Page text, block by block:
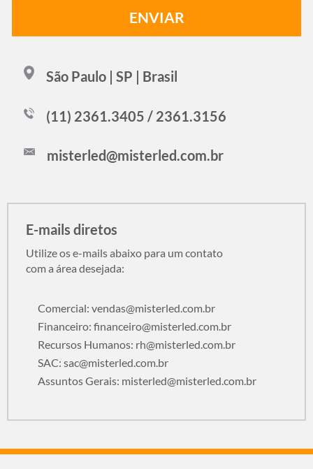
São Paulo | SP | Brasil
(11) 2361.3405 / 2361.3156
misterled@misterled.com.br
E-mails diretos
Utilize os e-mails abaixo para um contato
com a área desejada:
Comercial: vendas@misterled.com.br
Financeiro: financeiro@misterled.com.br
Recursos Humanos: rh@misterled.com.br
SAC: sac@misterled.com.br
Assuntos Gerais: misterled@misterled.com.br